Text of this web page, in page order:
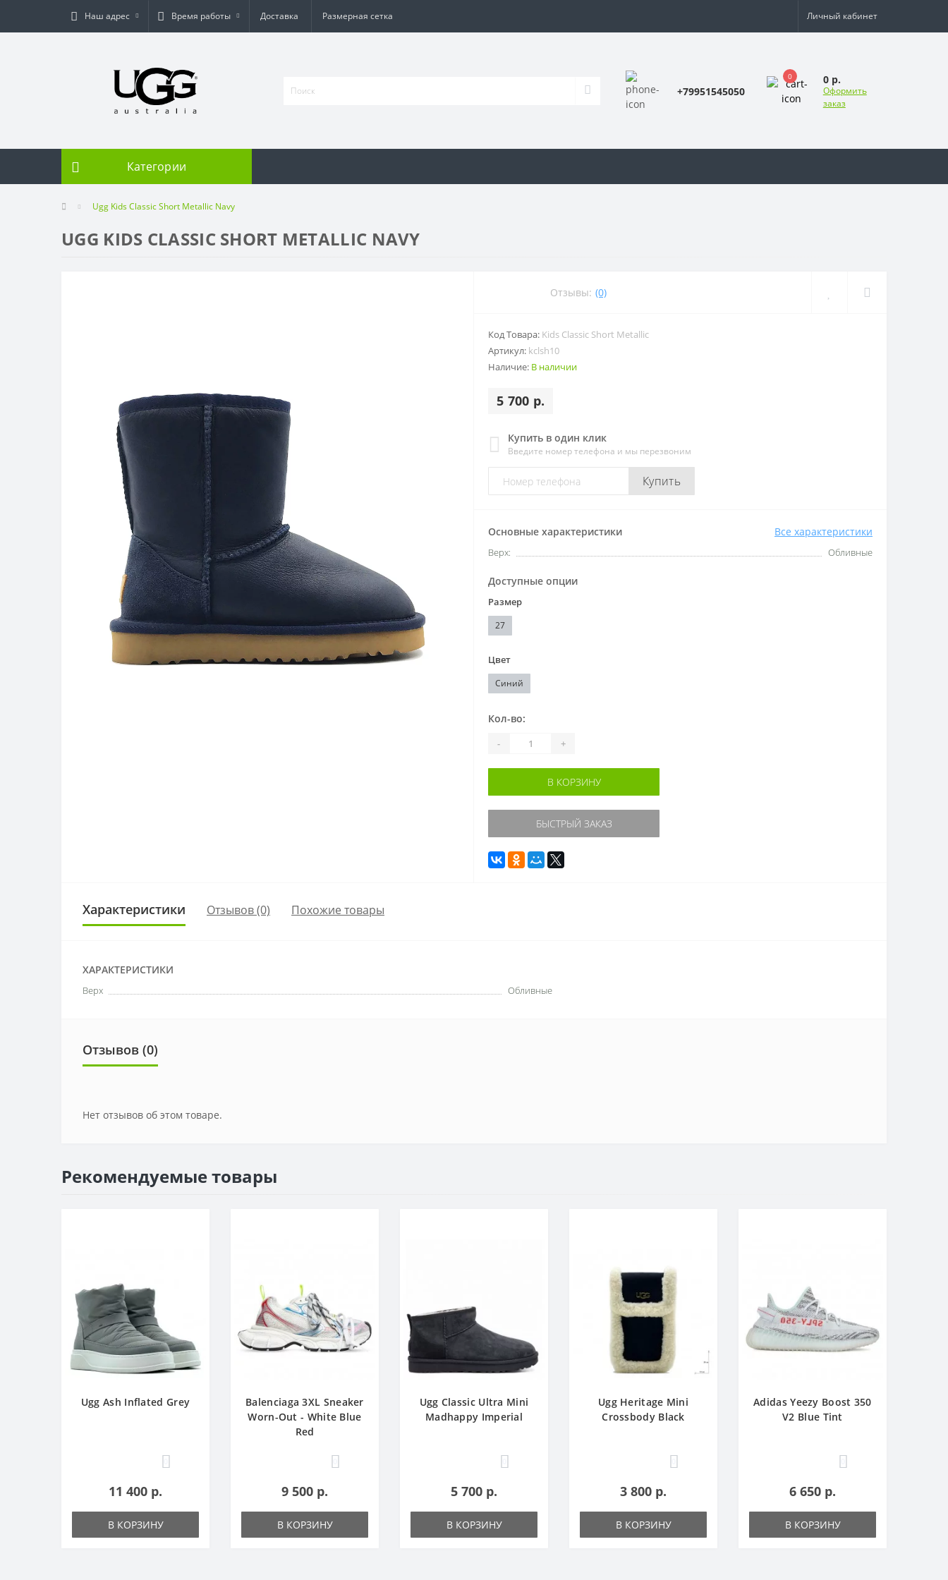
Наш адрес Время работы Доставка Размерная сетка Личный кабинет
+79951545050
0 0 р.
Оформить
заказ
Категории
Ugg Kids Classic Short Metallic Navy
UGG KIDS CLASSIC SHORT METALLIC NAVY
Отзывы: (0)
Код Товара: Kids Classic Short Metallic
Артикул: kclsh10
Наличие: В наличии
5 700 р.
Купить в один клик
Введите номер телефона и мы перезвоним
Купить
Основные характеристики Все характеристики
Верх: Обливные
Доступные опции
Размер
27
Цвет
Синий
Кол-во:
- +
В КОРЗИНУ
БЫСТРЫЙ ЗАКАЗ
Характеристики Отзывов (0) Похожие товары
ХАРАКТЕРИСТИКИ
Верх Обливные
Отзывов (0)
Нет отзывов об этом товаре.
Рекомендуемые товары
Ugg Ash Inflated Grey
11 400 р.
В КОРЗИНУ
Balenciaga 3XL Sneaker
Worn-Out - White Blue
Red
9 500 р.
В КОРЗИНУ
Ugg Classic Ultra Mini
Madhappy Imperial
5 700 р.
В КОРЗИНУ
Ugg Heritage Mini
Crossbody Black
3 800 р.
В КОРЗИНУ
Adidas Yееzy Boost 350
V2 Blue Tint
6 650 р.
В КОРЗИНУ